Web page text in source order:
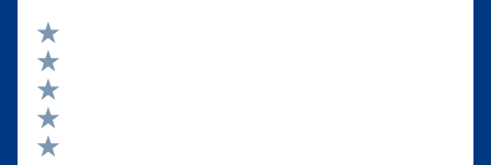
Valuta 5 stelle su 5
Valuta 4 stelle su 5
Valuta 3 stelle su 5
Valuta 2 stelle su 5